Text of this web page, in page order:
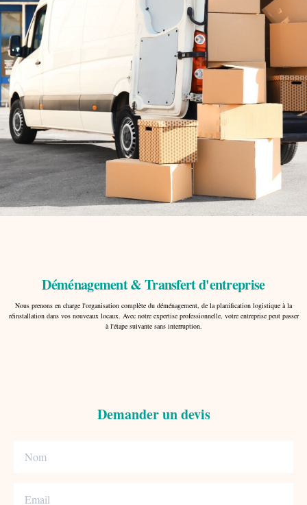
Déménagement & Transfert d'entreprise
Nous prenons en charge l'organisation complète du déménagement, de la planification logistique à la
réinstallation dans vos nouveaux locaux. Avec notre expertise professionnelle, votre entreprise peut passer
à l'étape suivante sans interruption.
Demander un devis